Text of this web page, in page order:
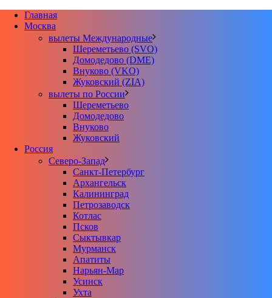
Главная
Москва
вылеты Международные
Шереметьево (SVO)
Домодедово (DME)
Внуково (VKO)
Жуковский (ZIA)
вылеты по России
Шереметьево
Домодедово
Внуково
Жуковский
Россия
Северо-Запад
Санкт-Петербург
Архангельск
Калининград
Петрозаводск
Котлас
Псков
Сыктывкар
Мурманск
Апатиты
Нарьян-Мар
Усинск
Ухта